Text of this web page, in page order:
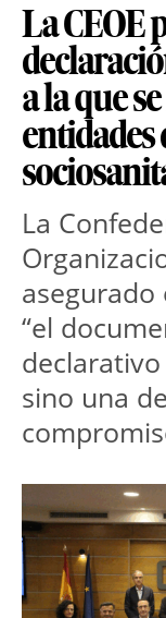
La CEOE
a la que
entidades
La
asegurado
“el
sino una